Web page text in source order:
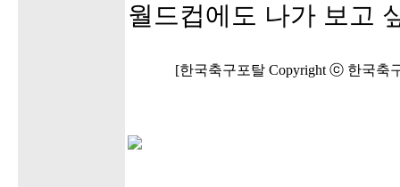
월드컵에도 나가 보고
[한국축구포탈 Copyright ⓒ 한국축